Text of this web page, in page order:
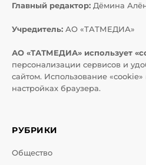
Главный редактор: Дёмина
Учредитель: АО «ТАТМЕДИА»
АО «ТАТМЕДИА» использует
персонализации сервисов и
сайтом. Использование
настройках браузера.
РУБРИКИ
Общество